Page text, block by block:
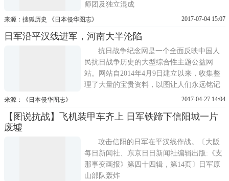
师团及独立混成
来源：搜狐历史 《日本侵华图志》 2017-07-04 15:07
日军沿平汉线进军，河南大半沦陷
抗日战争纪念网是一个全面反映中国人
民抗日战争历史的大型综合性主题公益网
站。网站自2014年4月9日建立以来，收集整
理了大量的宝贵资料，以图让人们永远铭记
那些为了中华民族的独立和自由而英勇献身
出贡献的先辈，更好地传承和弘扬中国人民
强暴、不怕牺牲的斗争精神，告诫中...
来源：《日本侵华图志》 2017-04-27 14:04
【图说抗战】飞机装甲车齐上 日军铁蹄下信阳城一片
废墟
攻击信阳的日军在平汉线作战。〔大阪
每日新闻社、东京日日新闻社编辑出版:《支
那事变画报》第四十四辑，第14页〕日军原
山部队轰炸